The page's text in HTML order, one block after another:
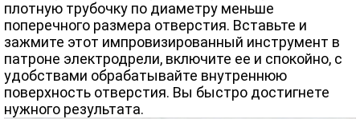
плотную трубочку по диаметру меньше
поперечного размера отверстия. Вставьте и
зажмите этот импровизированный инструмент в
патроне электродрели, включите ее и спокойно, с
удобствами обрабатывайте внутреннюю
поверхность отверстия. Вы быстро достигнете
нужного результата.